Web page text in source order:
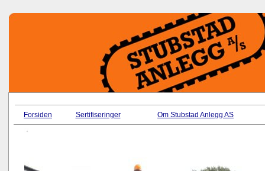
Forsiden Sertifiseringer Om Stubstad Anlegg AS